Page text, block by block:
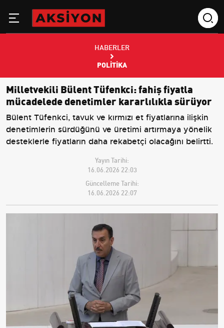
HABERLER
POLITIKA
Milletvekili Bülent Tüfenkci: fahiş fiyatla
mücadelede denetimler kararlılıkla sürüyor
Bülent Tüfenkci, tavuk ve kırmızı et fiyatlarına ilişkin
denetimlerin sürdüğünü ve üretimi artırmaya yönelik
desteklerle fiyatların daha rekabetçi olacağını belirtti.
Yayın Tarihi:
16.06.2026 22:03
Güncelleme Tarihi:
16.06.2026 22:07